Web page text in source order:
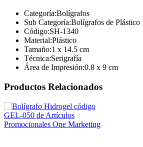
Categoría:Bolígrafos
Sub Categoría:Bolígrafos de Plástico
Código:SH-1340
Material:Plástico
Tamaño:1 x 14.5 cm
Técnica:Serigrafía
Área de Impresión:0.8 x 9 cm
Productos Relacionados